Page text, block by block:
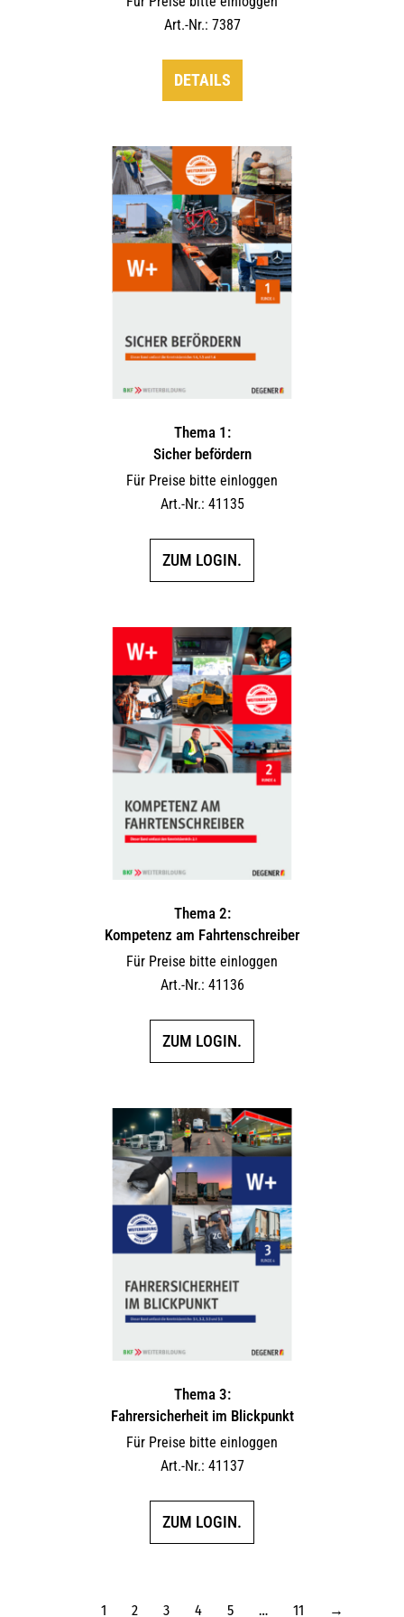
Art.-Nr.: 7387
DETAILS
Thema 1:
Sicher befördern
Für Preise bitte einloggen
Art.-Nr.: 41135
ZUM LOGIN.
Thema 2:
Kompetenz am Fahrtenschreiber
Für Preise bitte einloggen
Art.-Nr.: 41136
ZUM LOGIN.
Thema 3:
Fahrersicherheit im Blickpunkt
Für Preise bitte einloggen
Art.-Nr.: 41137
ZUM LOGIN.
1 2 3 4 5 … 11 →